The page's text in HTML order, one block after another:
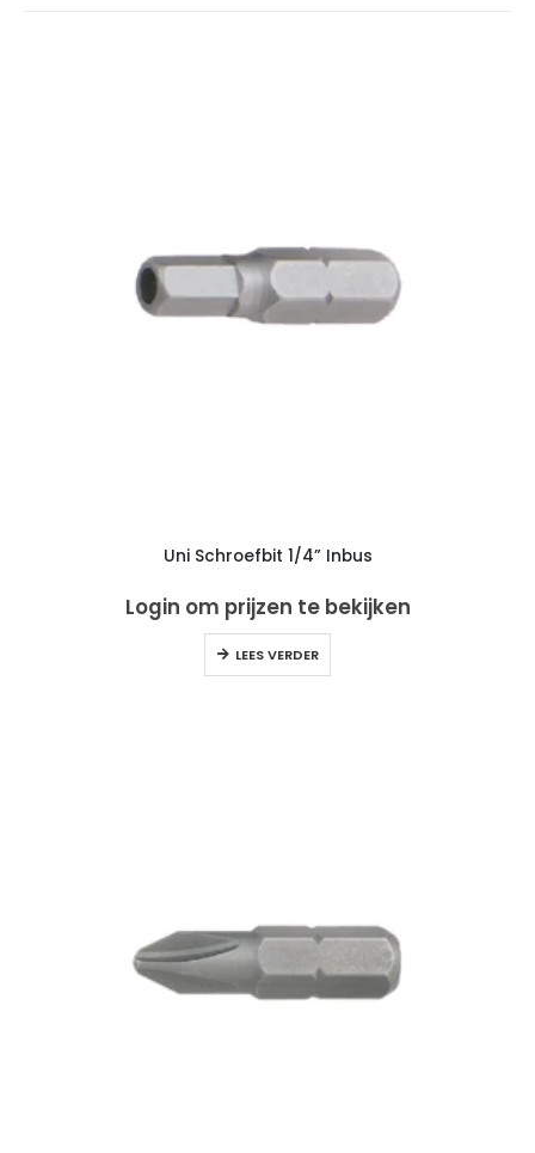
Uni Schroefbit 1/4” Inbus
Login om prijzen te bekijken
LEES VERDER